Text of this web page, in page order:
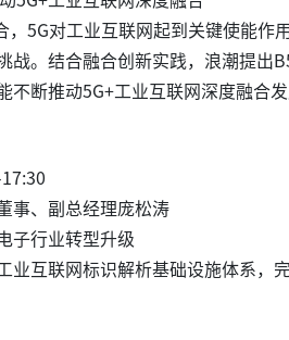
，5G对工业互联网起到关键使能作
战。结合融合创新实践，浪潮提出
断推动5G+工业互联网深度融合发
事、副总经理庞松涛
子行业转型升级
业互联网标识解析基础设施体系，